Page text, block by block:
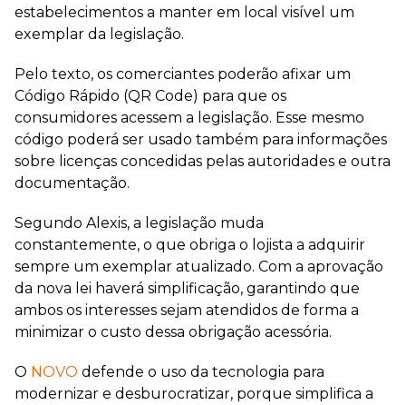
estabelecimentos a manter em local visível um
exemplar da legislação.
Pelo texto, os comerciantes poderão afixar um
Código Rápido (QR Code) para que os
consumidores acessem a legislação. Esse mesmo
código poderá ser usado também para informações
sobre licenças concedidas pelas autoridades e outra
documentação.
Segundo Alexis, a legislação muda
constantemente, o que obriga o lojista a adquirir
sempre um exemplar atualizado. Com a aprovação
da nova lei haverá simplificação, garantindo que
ambos os interesses sejam atendidos de forma a
minimizar o custo dessa obrigação acessória.
O NOVO defende o uso da tecnologia para
modernizar e desburocratizar, porque simplifica a